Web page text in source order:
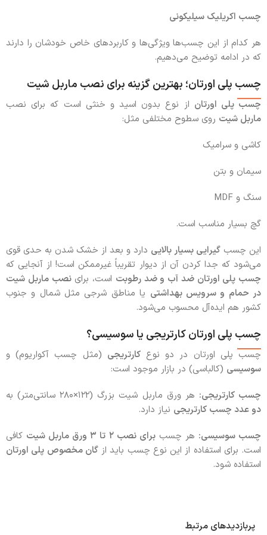
چسب اکریلیک سیلیکونی
هر کدام از این چسب‌ها ویژگی‌ها و کاربردهای خاص خودشان را دارند
که در ادامه توضیح می‌دهیم.
چسب پلی اورتان؛ بهترین گزینه برای نصب ماربل شیت
چسب پلی اورتان از نوع بدون اسید و خنثی است که برای نصب
ماربل شیت روی سطوح مختلفی مثل:
کاشی و سرامیک
سیمان و بتن
سنگ و MDF
گچ بسیار مناسب است.
این چسب گیرایی بسیار بالایی دارد و بعد از خشک شدن به حدی قوی
می‌شود که جدا کردن آن از دیوار تقریباً غیرممکن است! از آنجایی که
چسب پلی اورتان ضد آب و ضد رطوبت است، براینصب ماربل شیت
در حمام و سرویس بهداشتی یا مناطق شرجی مثل شمال و جنوب
کشور هم ایده‌آل محسوب می‌شود.
چسب پلی اورتان کارتریجی یا سوسیسی؟
چسب پلی اورتان در دو نوعکارتریجی (مثل چسب آکواریوم) و
سوسیسی (کالباسی) در بازار موجود است:
چسب کارتریجی: هر ورق ماربل شیت بزرگ (۱۲۲×۲۸۰ سانتی‌متر) به
دو عدد چسب کارتریجی نیاز دارد.
چسب سوسیسی: هر چسببرای نصب ۲ تا ۳ ورق ماربل شیت
کافی
است. برای استفاده از این نوع چسب باید ازگان مخصوص پلی اورتان
استفاده شود.
پربازدیدهای مرتبط